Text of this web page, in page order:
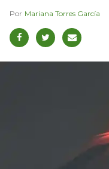
Mariana Torres García